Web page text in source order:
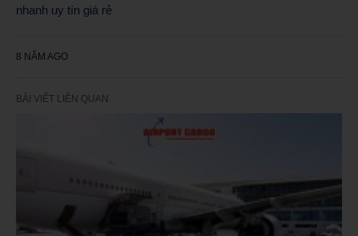
nhanh uy tín giá rẻ
8 NĂM AGO
BÀI VIẾT LIÊN QUAN